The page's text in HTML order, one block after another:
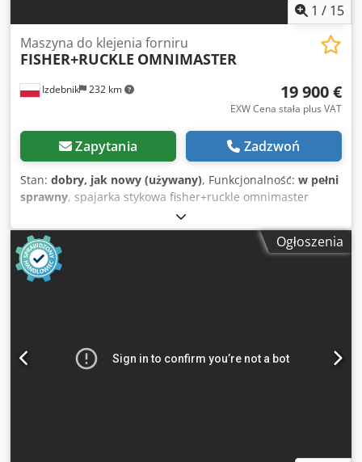
1 / 15
Izdebnik 232 km
Maszyna do klejenia forniru
FISHER+RUCKLE OMNIMASTER
19 900 €
EXW Cena stała plus VAT
Zapytania Zadzwoń
Stan: dobry, jak nowy (używany), Funkcjonalność: w pełni
sprawny, spajarka stykowa fisher+ruckle omnimaster
prędkość przelotu forniru 5/50 m/min. długość strefy
grzania 1000 mm agregat chłodzący wymiary
2400x2300x1900 mm Codpfx Aszl Skiekvjha temp. grzania
max. 250 C 1500 kg 2006 400V 9 KW
Ogłoszenia